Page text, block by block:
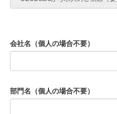
会社名（個人の場合不要）
部門名（個人の場合不要）